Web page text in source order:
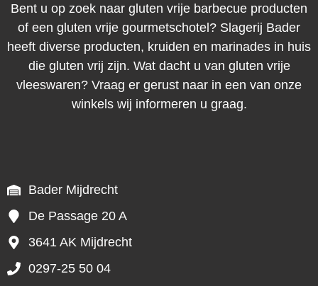
Bent u op zoek naar gluten vrije barbecue producten
of een gluten vrije gourmetschotel? Slagerij Bader
heeft diverse producten, kruiden en marinades in huis
die gluten vrij zijn. Wat dacht u van gluten vrije
vleeswaren? Vraag er gerust naar in een van onze
winkels wij informeren u graag.
Bader Mijdrecht
De Passage 20 A
3641 AK Mijdrecht
0297-25 50 04